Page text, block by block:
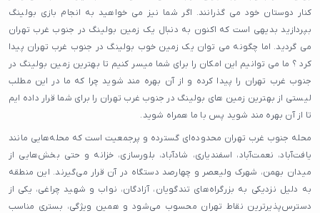
کنار دوستان خود می گذرانند. اگر شما نیز می خواهید به انجام بازی بولینگ
بپردازید بدیهی است که اکنون به دنبال یک زمین بولینگ در جنوب غرب تهران
می گردید. اما چگونه می توان یک زمین خوب بولینگ در جنوب غرب تهران پیدا
کرد ؟ ما می توانیم این امکان را برای شما میسر کنیم تا بهترین زمین بولینگ در
جنوب غرب تهران را پیدا کرده و از آن بهره مند شوید چرا که ما در این مطلب
لیستی از بهترین زمین های بولینگ در جنوب غرب تهران را برای شما قرار داده ایم
تا از آن بهره مند شوید پس با ما همراه شوید.
محله جنوب غرب تهران محدوده‌ای گسترده و پرجمعیت است که محله‌هایی مانند
یافت‌آباد، نعمت‌آباد، اسفندیاری، شادآباد، بلورسازی، خزانه و حتی بخش‌هایی از
میدان بهمن، شهرک ولیعصر و چهارصد دستگاه در آن قرار می‌گیرند. این منطقه
به دلیل نزدیکی به بزرگراه‌های تندگویان، آزادگان، نواب و شهید چراغی، یکی از
دسترس‌پذیرترین نقاط تهران محسوب می‌شود و همین ویژگی، بستری مناسب